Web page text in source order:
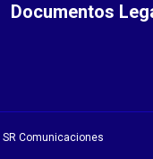
Documentos
SR Comunicaciones